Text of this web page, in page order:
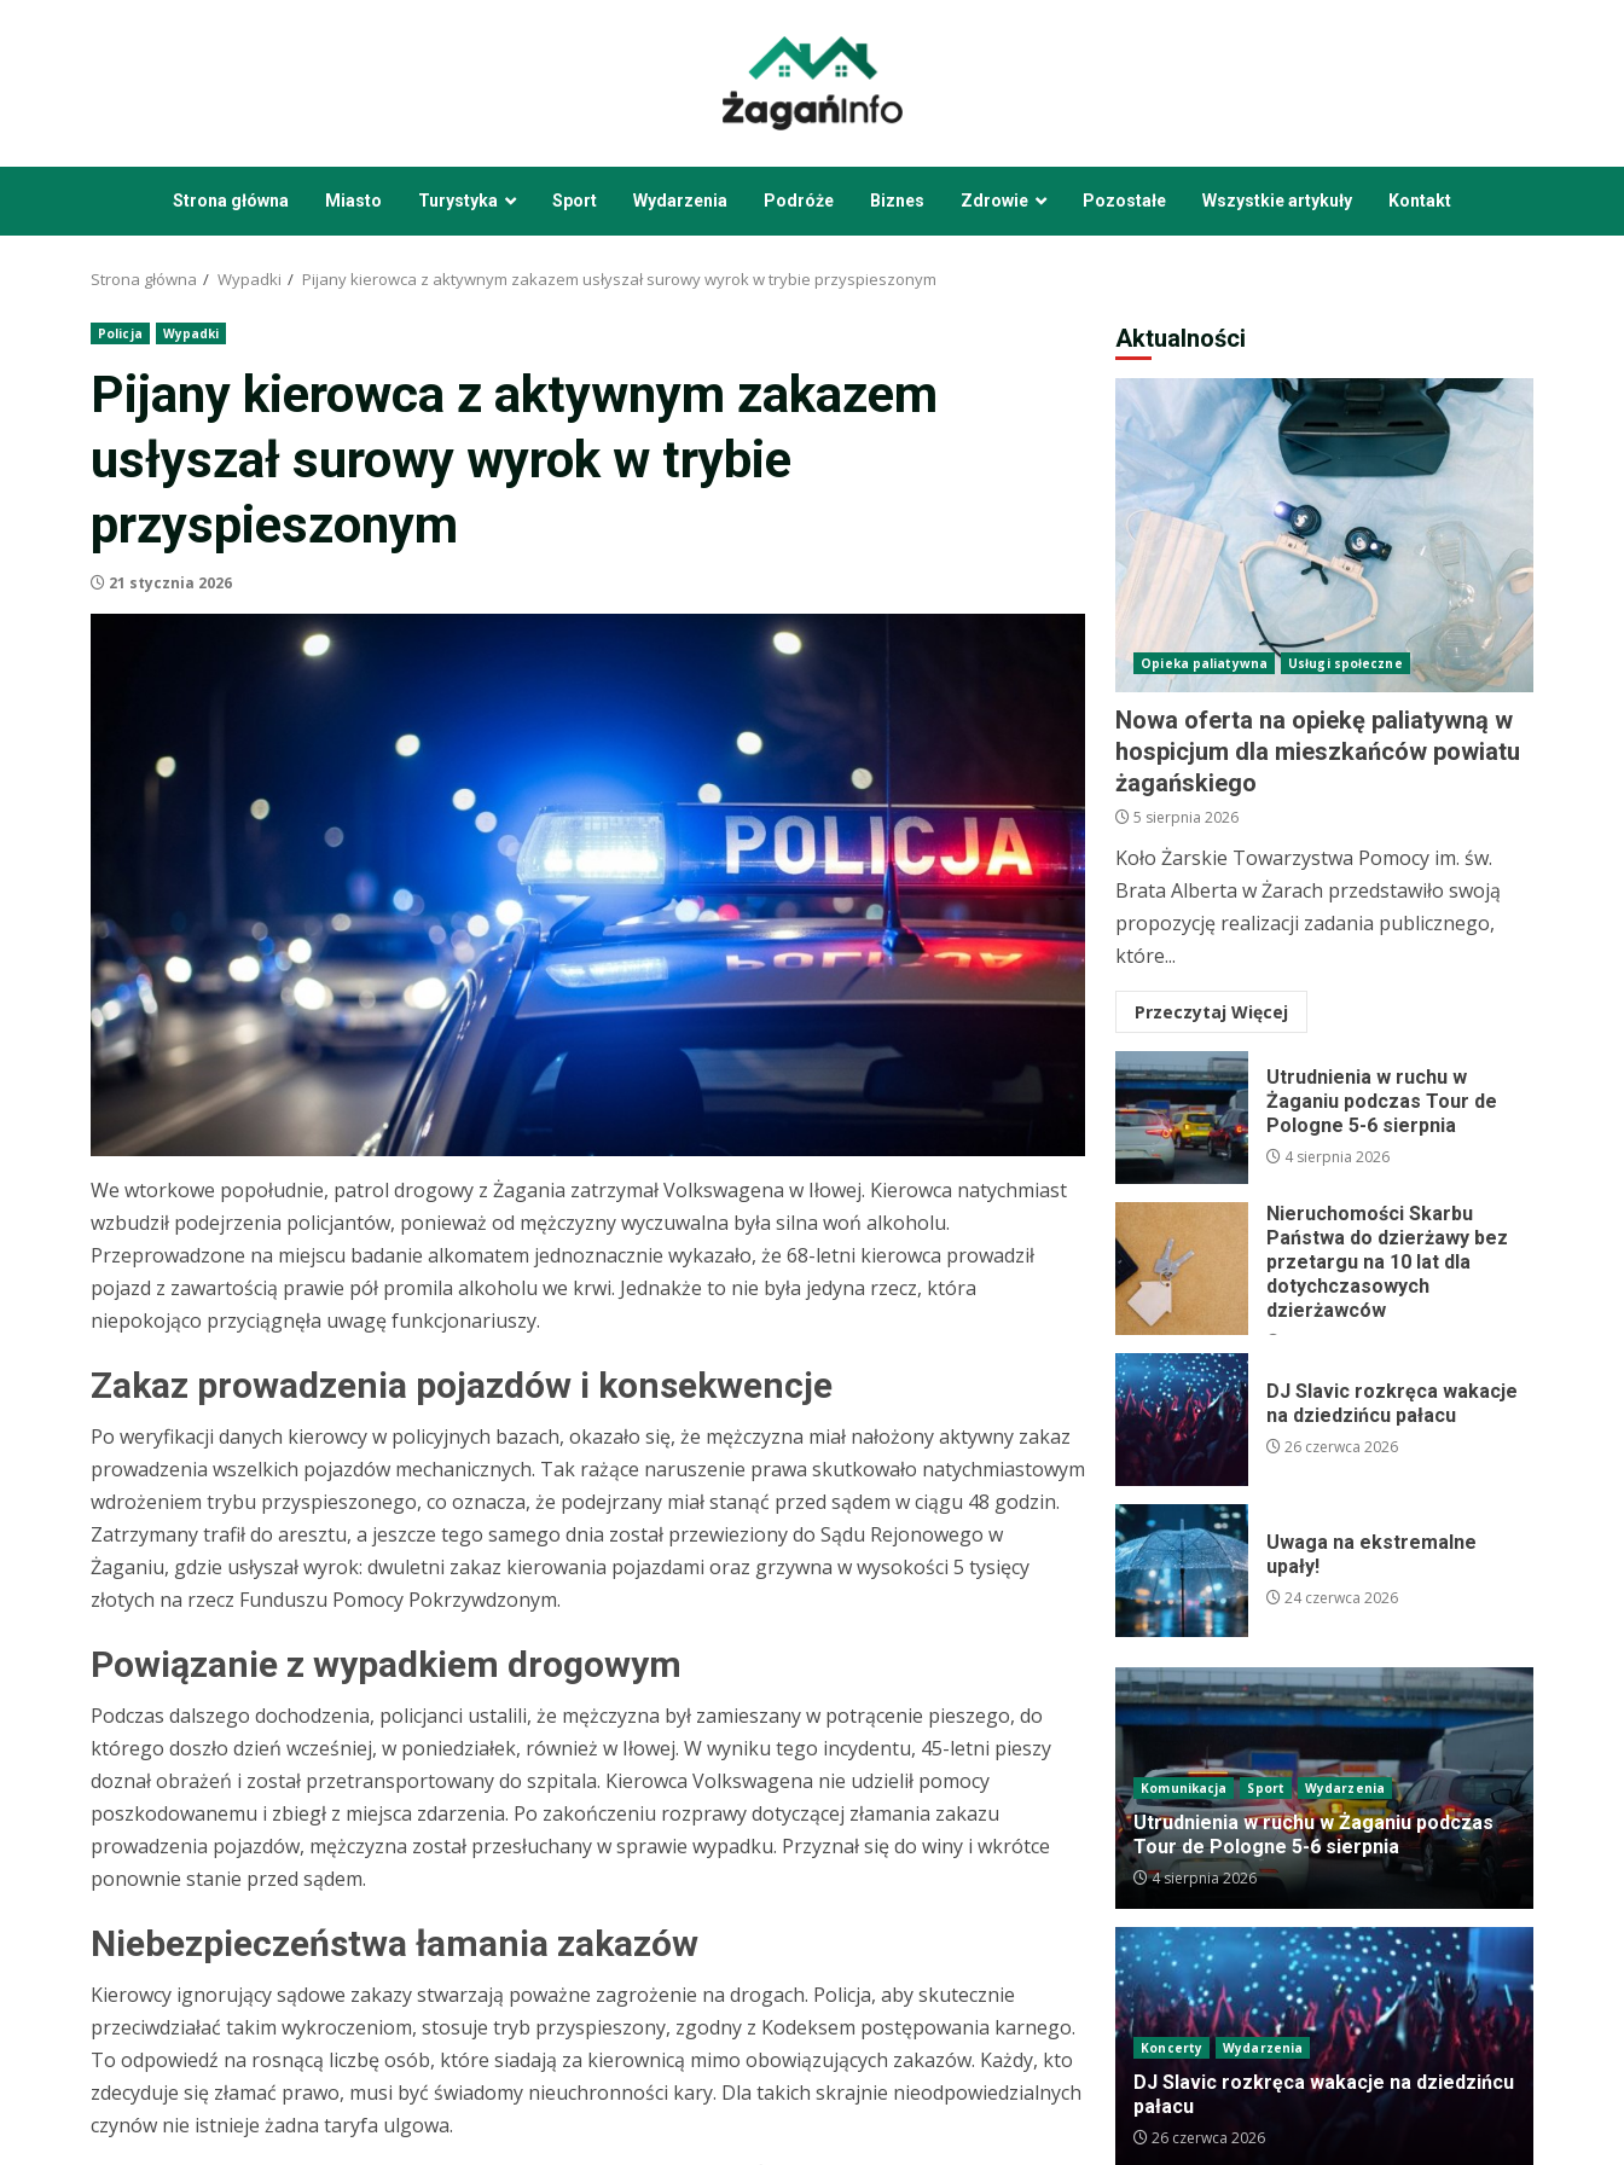
Strona główna Miasto Turystyka Sport Wydarzenia Podróże Biznes Zdrowie Pozostałe Wszystkie artykuły Kontakt
Strona główna Wypadki Pijany kierowca z aktywnym zakazem usłyszał surowy wyrok w trybie przyspieszonym
Policja Wypadki
Pijany kierowca z aktywnym zakazem
usłyszał surowy wyrok w trybie
przyspieszonym
21 stycznia 2026
We wtorkowe popołudnie, patrol drogowy z Żagania zatrzymał Volkswagena w Iłowej. Kierowca natychmiast
wzbudził podejrzenia policjantów, ponieważ od mężczyzny wyczuwalna była silna woń alkoholu.
Przeprowadzone na miejscu badanie alkomatem jednoznacznie wykazało, że 68-letni kierowca prowadził
pojazd z zawartością prawie pół promila alkoholu we krwi. Jednakże to nie była jedyna rzecz, która
niepokojąco przyciągnęła uwagę funkcjonariuszy.
Zakaz prowadzenia pojazdów i konsekwencje
Po weryfikacji danych kierowcy w policyjnych bazach, okazało się, że mężczyzna miał nałożony aktywny zakaz
prowadzenia wszelkich pojazdów mechanicznych. Tak rażące naruszenie prawa skutkowało natychmiastowym
wdrożeniem trybu przyspieszonego, co oznacza, że podejrzany miał stanąć przed sądem w ciągu 48 godzin.
Zatrzymany trafił do aresztu, a jeszcze tego samego dnia został przewieziony do Sądu Rejonowego w
Żaganiu, gdzie usłyszał wyrok: dwuletni zakaz kierowania pojazdami oraz grzywna w wysokości 5 tysięcy
złotych na rzecz Funduszu Pomocy Pokrzywdzonym.
Powiązanie z wypadkiem drogowym
Podczas dalszego dochodzenia, policjanci ustalili, że mężczyzna był zamieszany w potrącenie pieszego, do
którego doszło dzień wcześniej, w poniedziałek, również w Iłowej. W wyniku tego incydentu, 45-letni pieszy
doznał obrażeń i został przetransportowany do szpitala. Kierowca Volkswagena nie udzielił pomocy
poszkodowanemu i zbiegł z miejsca zdarzenia. Po zakończeniu rozprawy dotyczącej złamania zakazu
prowadzenia pojazdów, mężczyzna został przesłuchany w sprawie wypadku. Przyznał się do winy i wkrótce
ponownie stanie przed sądem.
Niebezpieczeństwa łamania zakazów
Kierowcy ignorujący sądowe zakazy stwarzają poważne zagrożenie na drogach. Policja, aby skutecznie
przeciwdziałać takim wykroczeniom, stosuje tryb przyspieszony, zgodny z Kodeksem postępowania karnego.
To odpowiedź na rosnącą liczbę osób, które siadają za kierownicą mimo obowiązujących zakazów. Każdy, kto
zdecyduje się złamać prawo, musi być świadomy nieuchronności kary. Dla takich skrajnie nieodpowiedzialnych
czynów nie istnieje żadna taryfa ulgowa.
Aktualności
Opieka paliatywna Usługi społeczne
Nowa oferta na opiekę paliatywną w
hospicjum dla mieszkańców powiatu
żagańskiego
5 sierpnia 2026
Koło Żarskie Towarzystwa Pomocy im. św.
Brata Alberta w Żarach przedstawiło swoją
propozycję realizacji zadania publicznego,
które...
Przeczytaj Więcej
Utrudnienia w ruchu w
Żaganiu podczas Tour de
Pologne 5-6 sierpnia
4 sierpnia 2026
Nieruchomości Skarbu
Państwa do dzierżawy bez
przetargu na 10 lat dla
dotychczasowych
dzierżawców
DJ Slavic rozkręca wakacje
na dziedzińcu pałacu
26 czerwca 2026
Uwaga na ekstremalne
upały!
24 czerwca 2026
Komunikacja Sport Wydarzenia
Utrudnienia w ruchu w Żaganiu podczas
Tour de Pologne 5-6 sierpnia
4 sierpnia 2026
Koncerty Wydarzenia
DJ Slavic rozkręca wakacje na dziedzińcu
pałacu
26 czerwca 2026